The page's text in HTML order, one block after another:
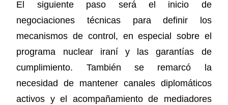
El siguiente paso será el inicio de
negociaciones técnicas para definir los
mecanismos de control, en especial sobre el
programa nuclear iraní y las garantías de
cumplimiento. También se remarcó la
necesidad de mantener canales diplomáticos
activos y el acompañamiento de mediadores